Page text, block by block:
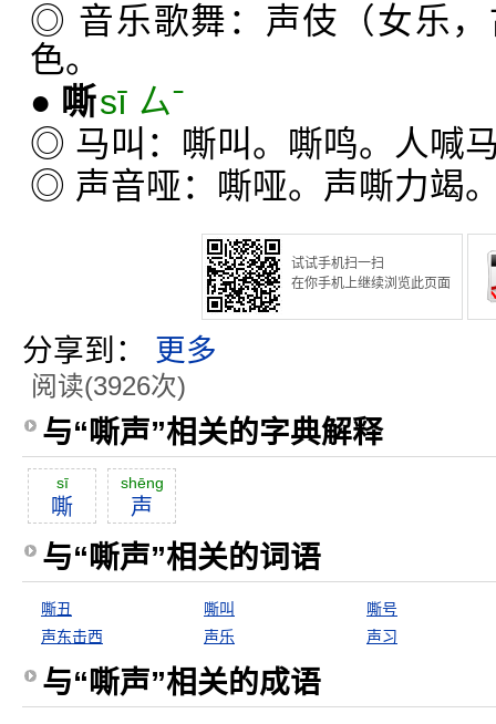
◎ 音乐歌舞：声伎（女乐
色。
● 嘶sī ㄙˉ
◎ 马叫：嘶叫。嘶鸣。人喊
◎ 声音哑：嘶哑。声嘶力竭
试试手机扫一扫
在你手机上继续浏览此页面
分享到： 更多
阅读(3926次)
与“嘶声”相关的字典解释
sī
嘶
shēng
声
与“嘶声”相关的词语
嘶丑 嘶叫
嘶号
声东击西
声乐 声习
与“嘶声”相关的成语